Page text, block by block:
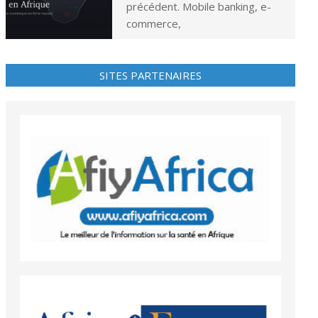
précédent. Mobile banking, e-
commerce,
SITES PARTENAIRES